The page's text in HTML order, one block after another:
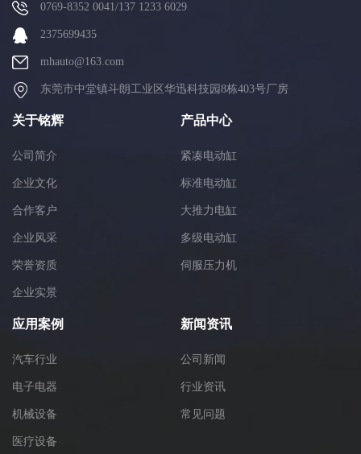
0769-8352 0041/137 1233 6029
2375699435
mhauto@163.com
东莞市中堂镇斗朗工业区华迅科技园8栋403号厂房
关于铭辉
公司简介
企业文化
合作客户
企业风采
荣誉资质
企业实景
产品中心
紧凑电动缸
标准电动缸
大推力电缸
多级电动缸
伺服压力机
应用案例
汽车行业
电子电器
机械设备
医疗设备
新闻资讯
公司新闻
行业资讯
常见问题